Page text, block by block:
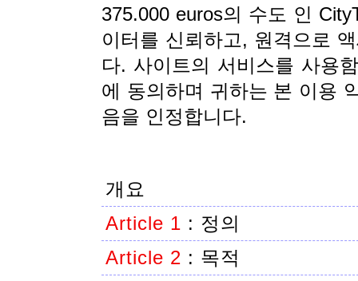
375.000 euros의 수도 인
이터를 신뢰하고, 원격으로
다. 사이트의 서비스를 사용
에 동의하며 귀하는 본 이용
음을 인정합니다.
개요
Article 1 : 정의
Article 2 : 목적